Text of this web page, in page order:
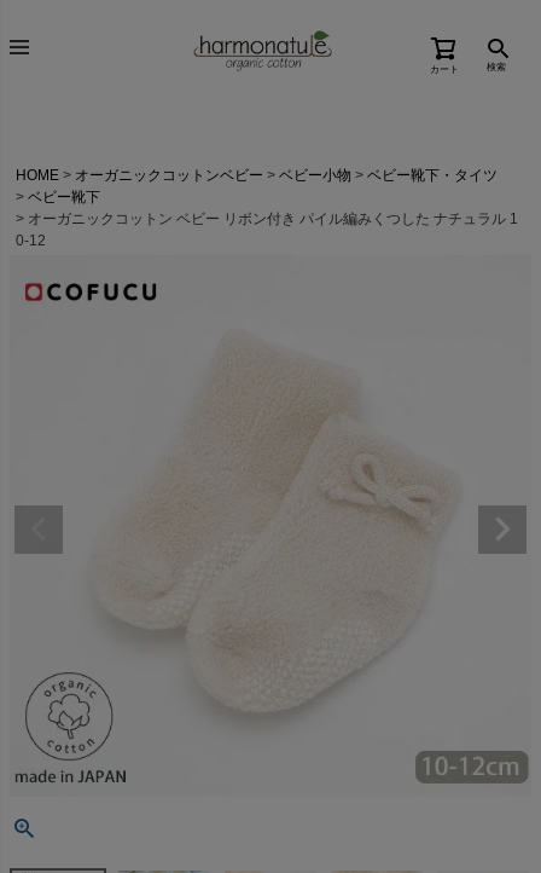
カート 検索
HOME オーガニックコットンベビー ベビー小物
ベビー靴下・タイツ
ベビー靴下
オーガニックコットン ベビー リボン付き パイル編みくつした ナチュラル 1
0-12